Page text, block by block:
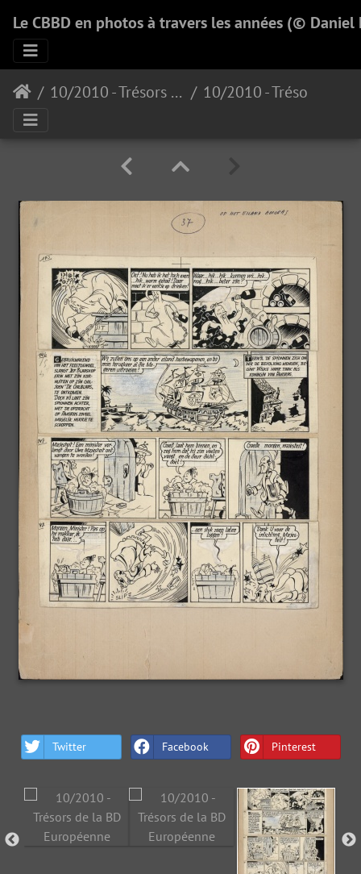
Le CBBD en photos à travers les années (©
10/2010 - Trésors de la BD Europénne
Twitter Facebook Pinterest